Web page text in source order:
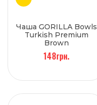
Чаша GORILLA Bowls
Turkish Premium
Brown
148грн.